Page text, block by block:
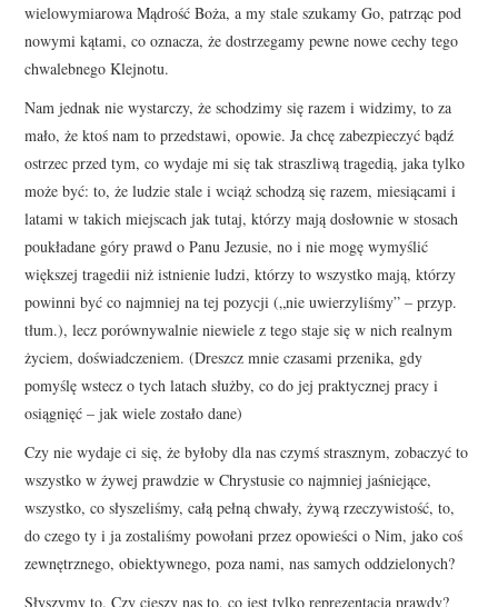
wielowymiarowa Mądrość Boża, a my stale szukamy Go, patrząc pod
nowymi kątami, co oznacza, że dostrzegamy pewne nowe cechy tego
chwalebnego Klejnotu.
Nam jednak nie wystarczy, że schodzimy się razem i widzimy, to za
mało, że ktoś nam to przedstawi, opowie. Ja chcę zabezpieczyć bądź
ostrzec przed tym, co wydaje mi się tak straszliwą tragedią, jaka tylko
może być: to, że ludzie stale i wciąż schodzą się razem, miesiącami i
latami w takich miejscach jak tutaj, którzy mają dosłownie w stosach
poukładane góry prawd o Panu Jezusie, no i nie mogę wymyślić
większej tragedii niż istnienie ludzi, którzy to wszystko mają, którzy
powinni być co najmniej na tej pozycji („nie uwierzyliśmy” – przyp.
tłum.), lecz porównywalnie niewiele z tego staje się w nich realnym
życiem, doświadczeniem. (Dreszcz mnie czasami przenika, gdy
pomyślę wstecz o tych latach służby, co do jej praktycznej pracy i
osiągnięć – jak wiele zostało dane)
Czy nie wydaje ci się, że byłoby dla nas czymś strasznym, zobaczyć to
wszystko w żywej prawdzie w Chrystusie co najmniej jaśniejące,
wszystko, co słyszeliśmy, całą pełną chwały, żywą rzeczywistość, to,
do czego ty i ja zostaliśmy powołani przez opowieści o Nim, jako coś
zewnętrznego, obiektywnego, poza nami, nas samych oddzielonych?
Słyszymy to. Czy cieszy nas to, co jest tylko reprezentacją prawdy?